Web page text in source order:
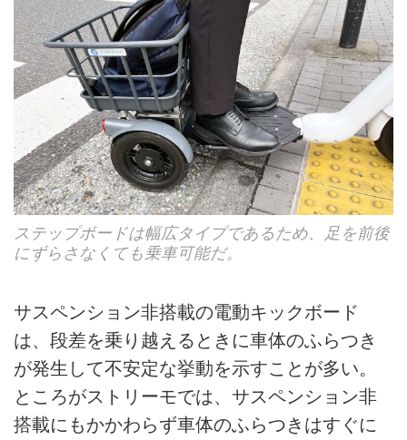
ステップボードは幅広タイプであるため、足を前後
にずらさなくても乗車可能だ。
サスペンション非搭載の電動キックボード
は、段差を乗り越えるときに車体のふらつき
が発生して不安定な挙動を示すことが多い。
ところがストリーモでは、サスペンション非
搭載にもかかわらず車体のふらつきはすぐに